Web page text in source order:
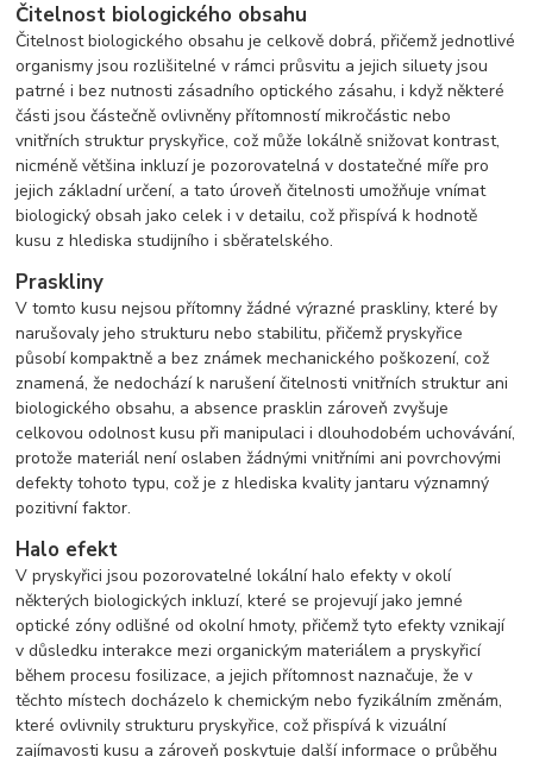
Čitelnost biologického obsahu
Čitelnost biologického obsahu je celkově dobrá, přičemž jednotlivé
organismy jsou rozlišitelné v rámci průsvitu a jejich siluety jsou
patrné i bez nutnosti zásadního optického zásahu, i když některé
části jsou částečně ovlivněny přítomností mikročástic nebo
vnitřních struktur pryskyřice, což může lokálně snižovat kontrast,
nicméně většina inkluzí je pozorovatelná v dostatečné míře pro
jejich základní určení, a tato úroveň čitelnosti umožňuje vnímat
biologický obsah jako celek i v detailu, což přispívá k hodnotě
kusu z hlediska studijního i sběratelského.
Praskliny
V tomto kusu nejsou přítomny žádné výrazné praskliny, které by
narušovaly jeho strukturu nebo stabilitu, přičemž pryskyřice
působí kompaktně a bez známek mechanického poškození, což
znamená, že nedochází k narušení čitelnosti vnitřních struktur ani
biologického obsahu, a absence prasklin zároveň zvyšuje
celkovou odolnost kusu při manipulaci i dlouhodobém uchovávání,
protože materiál není oslaben žádnými vnitřními ani povrchovými
defekty tohoto typu, což je z hlediska kvality jantaru významný
pozitivní faktor.
Halo efekt
V pryskyřici jsou pozorovatelné lokální halo efekty v okolí
některých biologických inkluzí, které se projevují jako jemné
optické zóny odlišné od okolní hmoty, přičemž tyto efekty vznikají
v důsledku interakce mezi organickým materiálem a pryskyřicí
během procesu fosilizace, a jejich přítomnost naznačuje, že v
těchto místech docházelo k chemickým nebo fyzikálním změnám,
které ovlivnily strukturu pryskyřice, což přispívá k vizuální
zajímavosti kusu a zároveň poskytuje další informace o průběhu